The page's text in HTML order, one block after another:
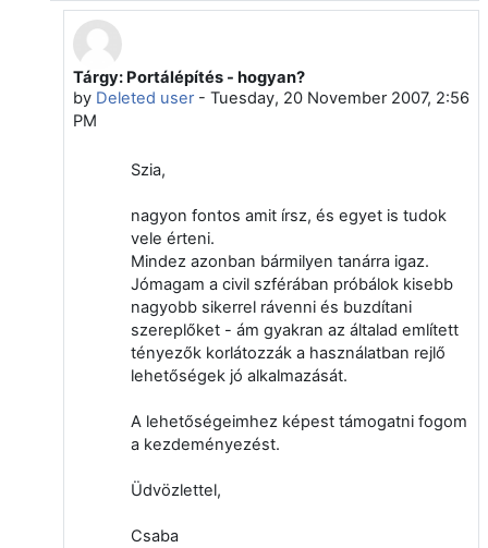
In reply to Zoltán Niethammer
Tárgy: Portálépítés - hogyan?
by Deleted user- Tuesday, 20 November 2007, 2:56
PM
Szia,
nagyon fontos amit írsz, és egyet is tudok
vele érteni.
Mindez azonban bármilyen tanárra igaz.
Jómagam a civil szférában próbálok kisebb
nagyobb sikerrel rávenni és buzdítani
szereplőket - ám gyakran az általad említett
tényezők korlátozzák a használatban rejlő
lehetőségek jó alkalmazását.
A lehetőségeimhez képest támogatni fogom
a kezdeményezést.
Üdvözlettel,
Csaba